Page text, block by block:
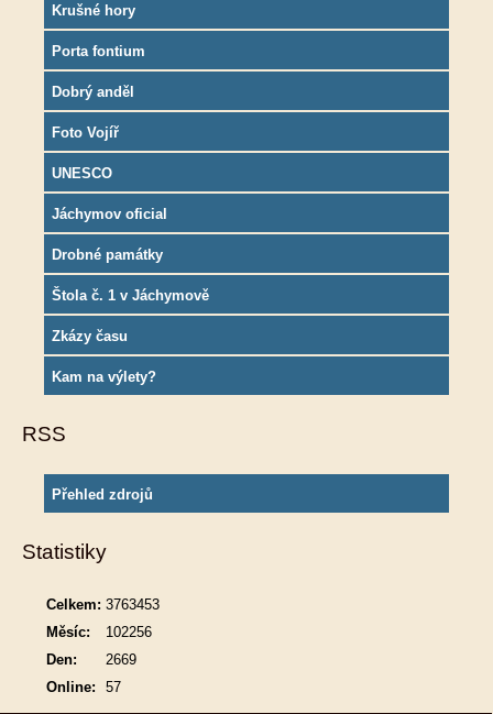
Krušné hory
Porta fontium
Dobrý anděl
Foto Vojíř
UNESCO
Jáchymov oficial
Drobné památky
Štola č. 1 v Jáchymově
Zkázy času
Kam na výlety?
RSS
Přehled zdrojů
Statistiky
Online: 57
Celkem: 3763453
Měsíc:
102256
Den:
2669